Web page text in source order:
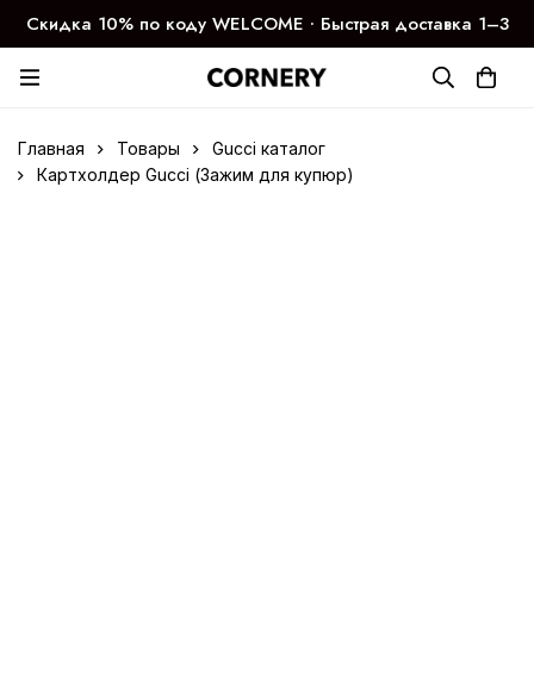
Скидка 10% по коду WELCOME ∙ Быстрая доставка 1–3
дня
Главная Товары
Gucci каталог
Картхолдер Gucci (Зажим для купюр)